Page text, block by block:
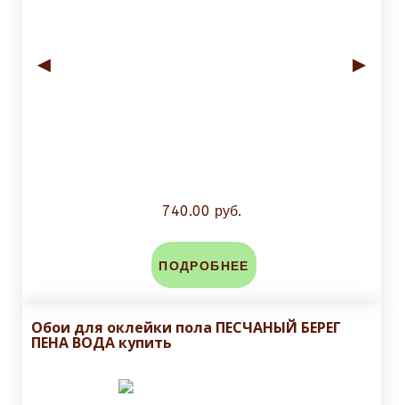
◄ ►
740.00 руб.
ПОДРОБНЕЕ
Обои для оклейки пола ПЕСЧАНЫЙ БЕРЕГ
ПЕНА ВОДА купить